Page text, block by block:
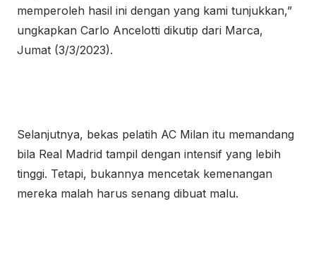
memperoleh hasil ini dengan yang kami tunjukkan,”
ungkapkan Carlo Ancelotti dikutip dari Marca,
Jumat (3/3/2023).
Selanjutnya, bekas pelatih AC Milan itu memandang
bila Real Madrid tampil dengan intensif yang lebih
tinggi. Tetapi, bukannya mencetak kemenangan
mereka malah harus senang dibuat malu.